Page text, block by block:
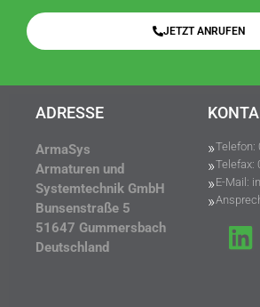
JETZT ANRUFEN
ADRESSE
ArmaSys
Armaturen und
Systemtechnik GmbH
Bunsenstraße 5
51647 Gummersbach
Deutschland
Telefon:
Telefax:
E-Mail: